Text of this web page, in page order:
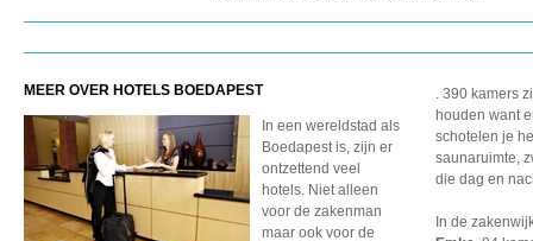
MEER OVER HOTELS BOEDAPEST
In een wereldstad als
Boedapest is, zijn er
ontzettend veel
hotels. Niet alleen
voor de zakenman
maar ook voor de
. 390 kamers
houden want
schotelen je
saunaruimte,
die dag en
In de